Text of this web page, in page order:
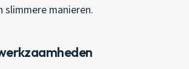
slimmere manieren.